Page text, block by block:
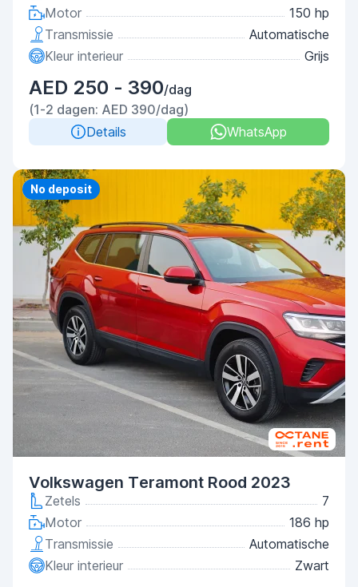
Motor
150 hp
Transmissie
Automatische
Kleur interieur
Grijs
AED 250 - 390/dag
(1-2 dagen: AED 390/dag)
Details
WhatsApp
Priority
No deposit
Volkswagen Teramont Rood 2023
Zetels
7
Motor
186 hp
Transmissie
Automatische
Kleur interieur
Zwart